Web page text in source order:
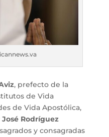
, prefecto de la
de Vida
de Vida Apostólica,
José Rodríguez
y consagradas